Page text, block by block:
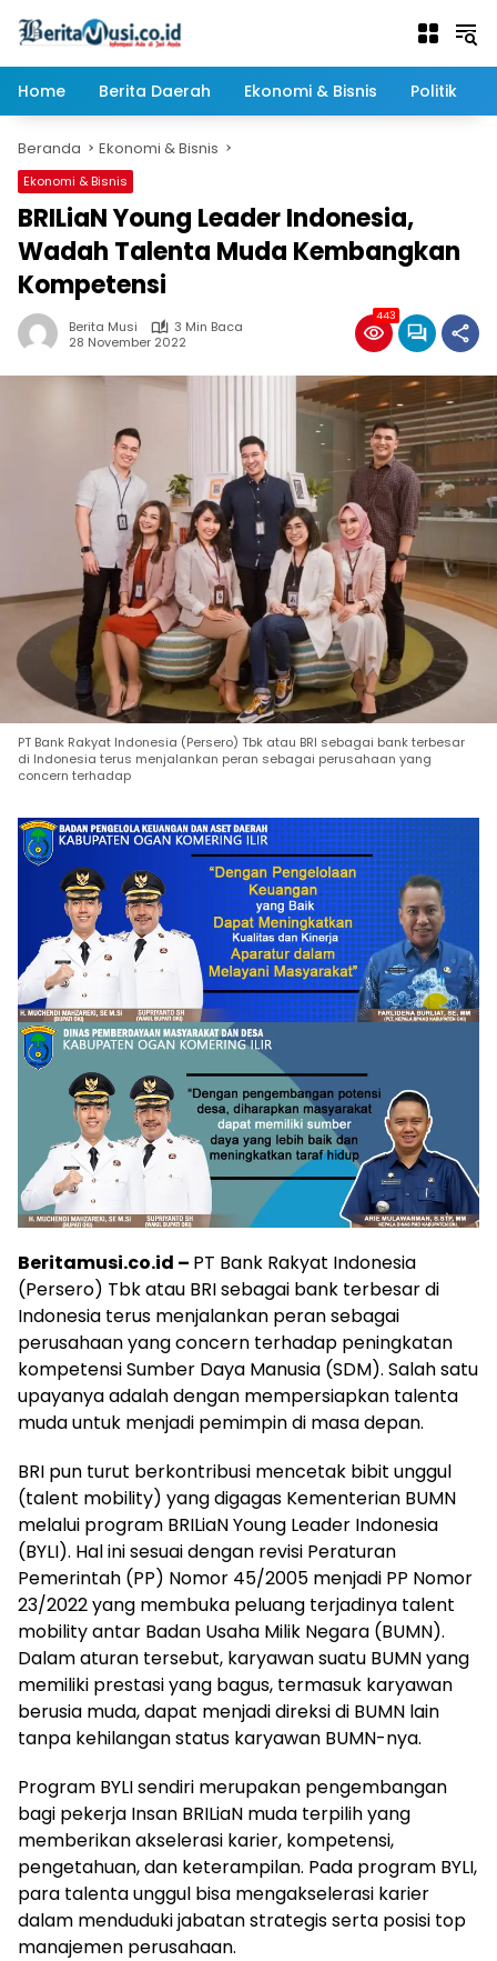
Home
Berita Daerah Ekonomi & Bisnis Politik
Beranda Ekonomi & Bisnis
Ekonomi & Bisnis
BRILiaN Young Leader Indonesia,
Wadah Talenta Muda Kembangkan
Kompetensi
Berita Musi
3 Min Baca
28 November 2022
443
PT Bank Rakyat Indonesia (Persero) Tbk atau BRI sebagai bank terbesar
di Indonesia terus menjalankan peran sebagai perusahaan yang
concern terhadap
Beritamusi.co.id – PT Bank Rakyat Indonesia
(Persero) Tbk atau BRI sebagai bank terbesar di
Indonesia terus menjalankan peran sebagai
perusahaan yang concern terhadap peningkatan
kompetensi Sumber Daya Manusia (SDM). Salah satu
upayanya adalah dengan mempersiapkan talenta
muda untuk menjadi pemimpin di masa depan.
BRI pun turut berkontribusi mencetak bibit unggul
(talent mobility) yang digagas Kementerian BUMN
melalui program BRILiaN Young Leader Indonesia
(BYLI). Hal ini sesuai dengan revisi Peraturan
Pemerintah (PP) Nomor 45/2005 menjadi PP Nomor
23/2022 yang membuka peluang terjadinya talent
mobility antar Badan Usaha Milik Negara (BUMN).
Dalam aturan tersebut, karyawan suatu BUMN yang
memiliki prestasi yang bagus, termasuk karyawan
berusia muda, dapat menjadi direksi di BUMN lain
tanpa kehilangan status karyawan BUMN-nya.
Program BYLI sendiri merupakan pengembangan
bagi pekerja Insan BRILiaN muda terpilih yang
memberikan akselerasi karier, kompetensi,
pengetahuan, dan keterampilan. Pada program BYLI,
para talenta unggul bisa mengakselerasi karier
dalam menduduki jabatan strategis serta posisi top
manajemen perusahaan.